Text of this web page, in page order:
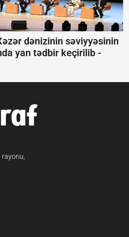
dənizinin səviyyəsinin
yan tədbir keçirilib -
rayonu,